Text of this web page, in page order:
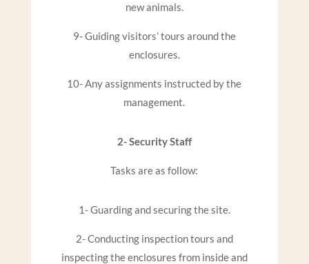
new animals.
9- Guiding visitors’ tours around the
enclosures.
10- Any assignments instructed by the
management.
2- Security Staff
Tasks are as follow:
1- Guarding and securing the site.
2- Conducting inspection tours and
inspecting the enclosures from inside and